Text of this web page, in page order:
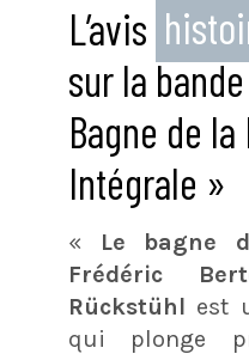
L’avis
sur la
Bagne de la
Intégrale »
« Le bagne
Frédéric
Rückstühl est
qui plonge